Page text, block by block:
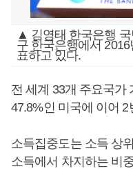
▲ 김영태 한국은행
구 한국은행에서
표하고 있다.
전 세계 33개 주요국가
47.8%인 미국에 이어
소득집중도는 소득 상
소득에서 차지하는 비